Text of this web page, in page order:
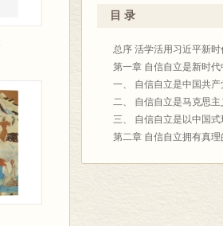
式现代化推进
与原则，分析
方法论的高度
目 录
总序 活学活用习近平新
第一章 自信自立是新时
一、 自信自立是中国共
二、 自信自立是马克思
三、 自信自立是以中国
第二章 自信自立拥有真